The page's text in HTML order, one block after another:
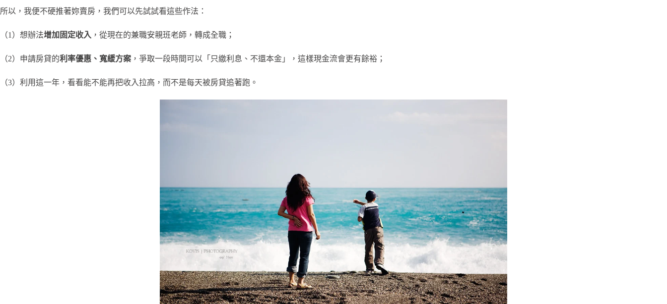
所以，我便不硬推著妳賣房，我們可以先試試看這些作法：
（1）想辦法增加固定收入 ，從現在的兼職安親班老師，轉成全職；
（2）申請房貸的利率優惠、寬緩方案 ，爭取一段時間可以「只繳利息、不還本金」，這樣現金流會更有餘裕；
（3）利用這一年，看看能不能再把收入拉高，而不是每天被房貸追著跑。